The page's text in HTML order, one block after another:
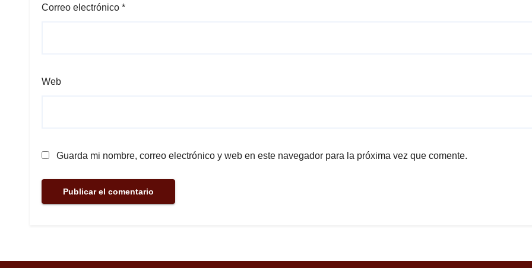
Correo electrónico *
Web
Guarda mi nombre, correo electrónico y web en este navegador para la próxima vez que comente.